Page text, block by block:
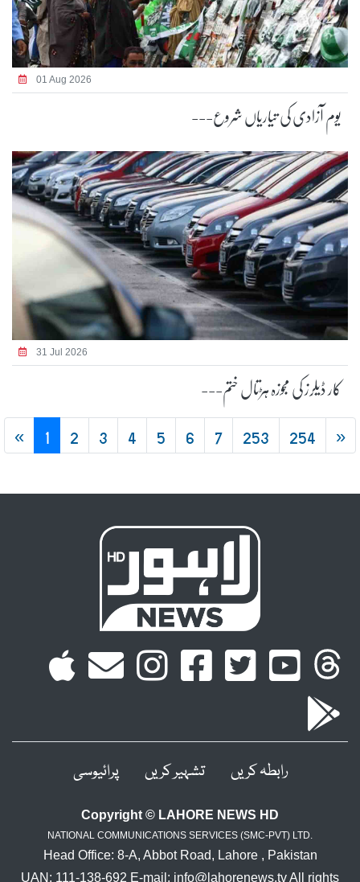
01 Aug 2026
یوم آزادی کی تیاریاں شروع---
31 Jul 2026
کار ڈیلرز کی مجوزہ ہڑتال ختم---
« 1 2 3 4 5 6 7 253 254 »
رابطہ کریں تشہیر کریں پرائیوسی
Copyright © LAHORE NEWS HD
NATIONAL COMMUNICATIONS SERVICES (SMC-PVT) LTD.
Head Office: 8-A, Abbot Road, Lahore , Pakistan
UAN: 111-138-692 E-mail: info@lahorenews.tv All rights